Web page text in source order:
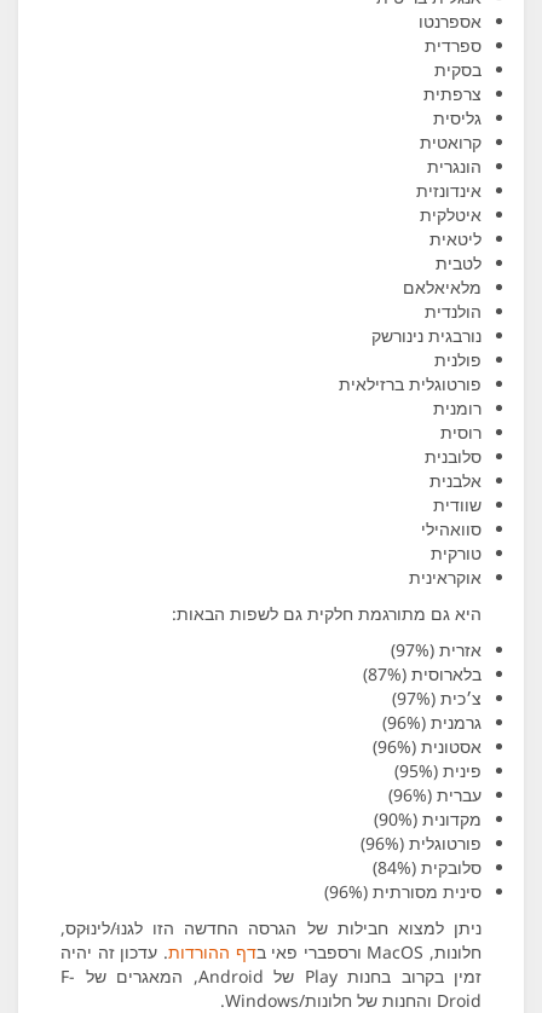
אספרנטו
ספרדית
בסקית
צרפתית
גליסית
קרואטית
הונגרית
אינדונזית
איטלקית
ליטאית
לטבית
מלאיאלאם
הולנדית
נורבגית נינורשק
פולנית
פורטוגלית ברזילאית
רומנית
רוסית
סלובנית
אלבנית
שוודית
סוואהילי
טורקית
אוקראינית
היא גם מתורגמת חלקית גם לשפות הבאות:
אזרית (97%)
בלארוסית (87%)
צ׳כית (97%)
גרמנית (96%)
אסטונית (96%)
פינית (95%)
עברית (96%)
מקדונית (90%)
פורטוגלית (96%)
סלובקית (84%)
סינית מסורתית (96%)
ניתן למצוא חבילות של הגרסה החדשה הזו לגנוּ/לינוּקס,
חלונות, MacOS ורספברי פאי ב
דף ההורדות. עדכון זה יהיה
זמין בקרוב בחנות Play של Android, המאגרים של F-
Droid והחנות של חלונות/Windows.